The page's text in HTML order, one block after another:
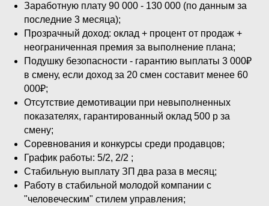
Заработную плату 90 000 - 130 000 (по данным за
последние 3 месяца);
Прозрачный доход: оклад + процент от продаж +
неограниченная премия за выполнение плана;
Подушку безопасности - гарантию выплаты 3 000₽
в смену, если доход за 20 смен составит менее 60
000₽;
Отсутствие демотивации при невыполненных
показателях, гарантированный оклад 500 р за
смену;
Соревнования и конкурсы среди продавцов;
График работы: 5/2, 2/2 ;
Стабильную выплату ЗП два раза в месяц;
Работу в стабильной молодой компании с
"человеческим" стилем управления;